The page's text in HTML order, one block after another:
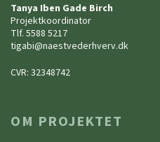
Tanya Iben Gade Birch
Projektkoordinator
Tlf. 5588 5217
tigabi@naestvederhverv.dk
CVR: 32348742
OM PROJEKTET